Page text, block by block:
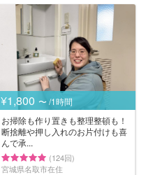
¥1,800 〜 /1時間
お掃除も作り置きも整理整頓も！
断捨離や押し入れのお片付けも喜
んで承...
(124回)
宮城県名取市在住